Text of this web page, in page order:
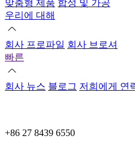
맞춤형 제품 합성 및 가공
우리에 대해
회사 프로파일 회사 브로셔
빠른
회사 뉴스 블로그 저희에게 연
+86 27 8439 6550